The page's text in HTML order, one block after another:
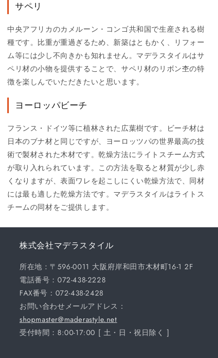
サペリ
中央アフリカのカメルーン・コンゴ共和国で生産される樹
種です。比重が重過ぎるため、新築はともかく、リフォー
ム等には少し不向きかも知れません。マデラスタイルはサ
ペリ材の小物を提供することで、サペリ材のリボン杢の特
徴を楽しんでいただきたいと思います。
ヨーロッパビーチ
フランス・ドイツ等に植林された広葉樹です。ビーチ材は
日本のブナ材と同じですが、ヨーロッツパの世界最高の技
術で製材された木材です。乾燥方法にライトスチーム方式
が取り入れられています。この方法を取ると材質が少し赤
くなりますが、表面ワレを起こしにくい乾燥方法で、同材
には最も適した乾燥方法です。マデラスタイルはライトス
チームの同材をご提供します。
株式会社マデラスタイル
所在地：〒596-0011 大阪府岸和田市木材町16-1 2F
電話番号：072-438-2228
FAX番号：072-438-2428
お問い合わせメールアドレス：
shopmaster@maderastyle.net
受付時間：8:00-17:00 [ 土・日・祝日除く ]